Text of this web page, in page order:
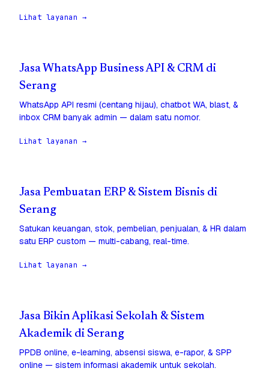
Lihat layanan →
Jasa WhatsApp Business API & CRM di
Serang
WhatsApp API resmi (centang hijau), chatbot WA, blast, &
inbox CRM banyak admin — dalam satu nomor.
Lihat layanan →
Jasa Pembuatan ERP & Sistem Bisnis di
Serang
Satukan keuangan, stok, pembelian, penjualan, & HR dalam
satu ERP custom — multi-cabang, real-time.
Lihat layanan →
Jasa Bikin Aplikasi Sekolah & Sistem
Akademik di Serang
PPDB online, e-learning, absensi siswa, e-rapor, & SPP
online — sistem informasi akademik untuk sekolah.